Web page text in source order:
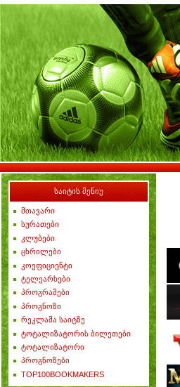
საიტის მენიუ
მთავარი
სურათები
კლუბები
ცხრილები
კოეფიციენტი
ტელეარხები
პროგრამები
პროგნოზი
რეკლამა საიტზე
ტოტალიზატორის ბილეთები
ტოტალიზატორი
პროგნოზები
TOP100BOOKMAKERS